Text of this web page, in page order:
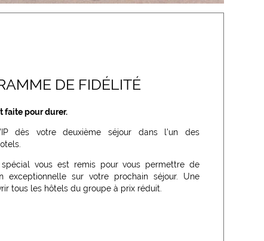
DE FIDÉLITÉ
faite pour durer.
dès votre deuxième séjour dans l’un des
vous est remis pour vous permettre de
exceptionnelle sur votre prochain séjour. Une
tous les hôtels du groupe à prix réduit.